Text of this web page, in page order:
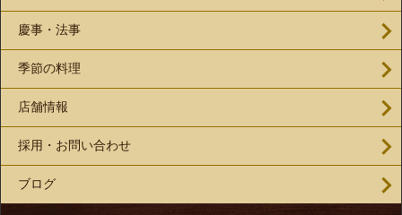
慶事・法事
季節の料理
店舗情報
採用・お問い合わせ
ブログ